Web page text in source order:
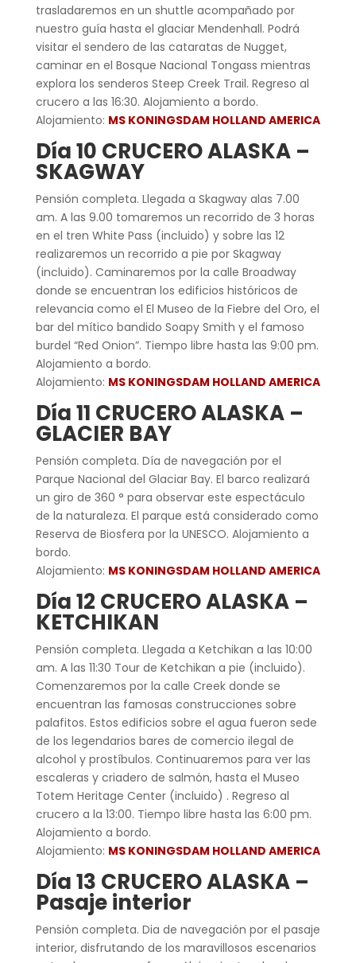
trasladaremos en un shuttle acompañado por
nuestro guía hasta el glaciar Mendenhall. Podrá
visitar el sendero de las cataratas de Nugget,
caminar en el Bosque Nacional Tongass mientras
explora los senderos Steep Creek Trail. Regreso al
crucero a las 16:30. Alojamiento a bordo.
Alojamiento: MS KONINGSDAM HOLLAND AMERICA
Día 10 CRUCERO ALASKA –
SKAGWAY
Pensión completa. Llegada a Skagway alas 7.00
am. A las 9.00 tomaremos un recorrido de 3 horas
en el tren White Pass (incluido) y sobre las 12
realizaremos un recorrido a pie por Skagway
(incluido). Caminaremos por la calle Broadway
donde se encuentran los edificios históricos de
relevancia como el El Museo de la Fiebre del Oro, el
bar del mítico bandido Soapy Smith y el famoso
burdel “Red Onion”. Tiempo libre hasta las 9:00 pm.
Alojamiento a bordo.
Alojamiento: MS KONINGSDAM HOLLAND AMERICA
Día 11 CRUCERO ALASKA –
GLACIER BAY
Pensión completa. Día de navegación por el
Parque Nacional del Glaciar Bay. El barco realizará
un giro de 360 ° para observar este espectáculo
de la naturaleza. El parque está considerado como
Reserva de Biosfera por la UNESCO. Alojamiento a
bordo.
Alojamiento: MS KONINGSDAM HOLLAND AMERICA
Día 12 CRUCERO ALASKA –
KETCHIKAN
Pensión completa. Llegada a Ketchikan a las 10:00
am. A las 11:30 Tour de Ketchikan a pie (incluido).
Comenzaremos por la calle Creek donde se
encuentran las famosas construcciones sobre
palafitos. Estos edificios sobre el agua fueron sede
de los legendarios bares de comercio ilegal de
alcohol y prostíbulos. Continuaremos para ver las
escaleras y criadero de salmón, hasta el Museo
Totem Heritage Center (incluido) . Regreso al
crucero a la 13:00. Tiempo libre hasta las 6:00 pm.
Alojamiento a bordo.
Alojamiento: MS KONINGSDAM HOLLAND AMERICA
Día 13 CRUCERO ALASKA –
Pasaje interior
Pensión completa. Dia de navegación por el pasaje
interior, disfrutando de los maravillosos escenarios